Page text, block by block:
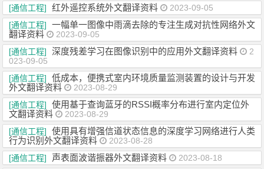
[通信工程]
红外遥控系统外文翻译资料
2023-09-05
[通信工程]
一幅单一图像中雨滴去除的专注生成对抗性网络外文
翻译资料
2023-09-05
[通信工程]
深度残差学习在图像识别中的应用外文翻译资料
2
023-09-05
[通信工程]
低成本，便携式室内环境质量监测装置的设计与开发
外文翻译资料
2023-08-29
[通信工程]
使用基于查询蓝牙的RSSI概率分布进行室内定位外
文翻译资料
2023-08-29
[通信工程]
使用具有增强信道状态信息的深度学习网络进行人类
行为识别外文翻译资料
2023-08-28
[通信工程]
声表面波谐振器外文翻译资料
2023-08-18